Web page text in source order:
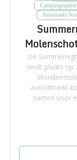
Ibizamarkt
De
vindt plaats op
avondmarkt
samen voor